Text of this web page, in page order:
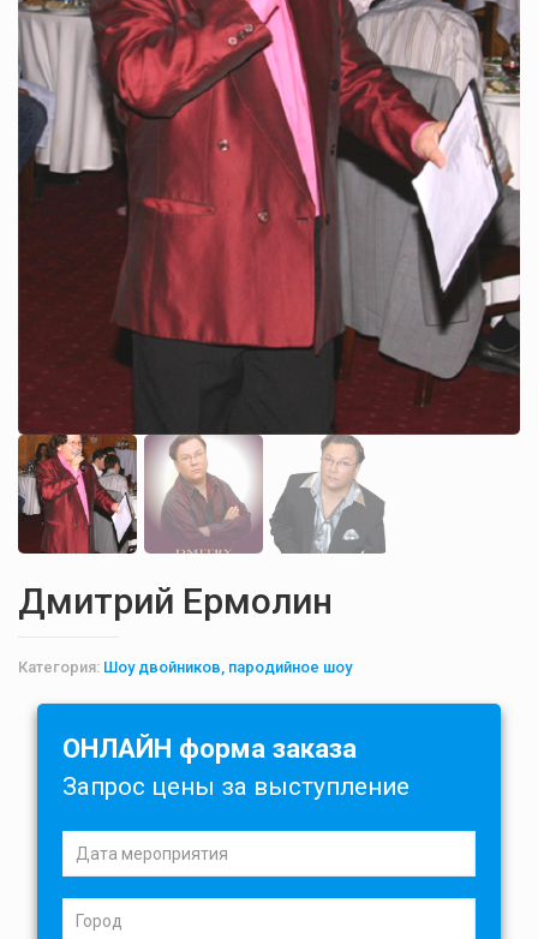
Дмитрий Ермолин
Категория: Шоу двойников, пародийное шоу
ОНЛАЙН форма заказа
Запрос цены за выступление